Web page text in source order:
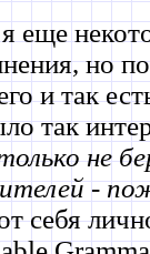
еще
но
и так
так
не
-
себя